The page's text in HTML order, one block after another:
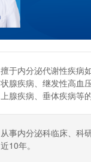
擅于内分泌代谢性疾病
状腺疾病、继发性高血
上腺疾病、垂体疾病等的
从事内分泌科临床、科
近10年。